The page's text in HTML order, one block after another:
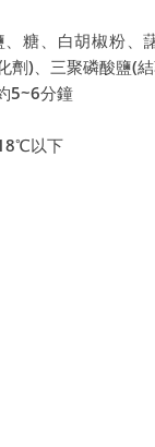
、糖、白胡椒粉
)、三聚磷酸鹽(結
5~6分鐘
以下